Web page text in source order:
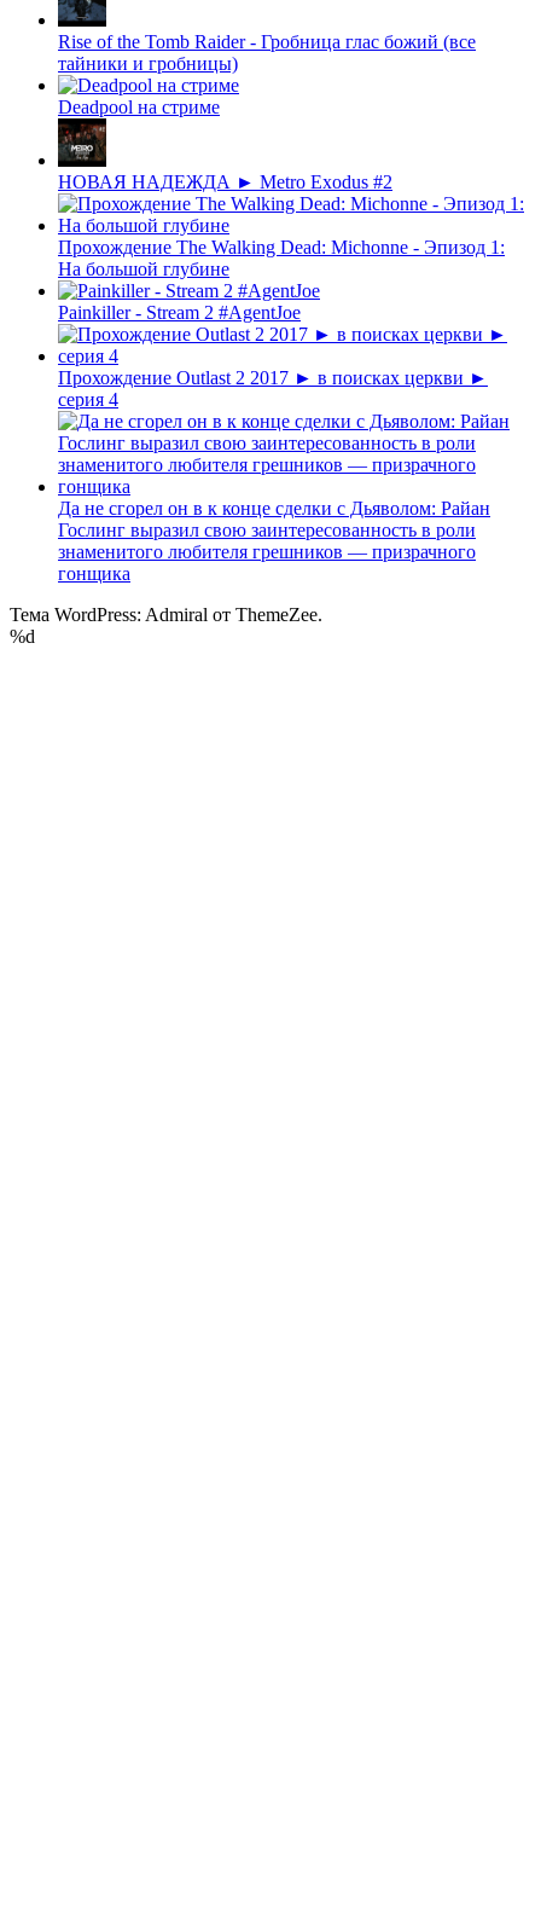
Rise of the Tomb Raider - Гробница глас божий (все
тайники и гробницы)
Deadpool на стриме
НОВАЯ НАДЕЖДА ► Metro Exodus #2
Прохождение The Walking Dead: Michonne - Эпизод 1:
На большой глубине
Painkiller - Stream 2 #AgentJoe
Прохождение Outlast 2 2017 ► в поисках церкви ►
серия 4
Да не сгорел он в к конце сделки с Дьяволом: Райан
Гослинг выразил свою заинтересованность в роли
знаменитого любителя грешников — призрачного
гонщика
Тема WordPress: Admiral от ThemeZee.
%d